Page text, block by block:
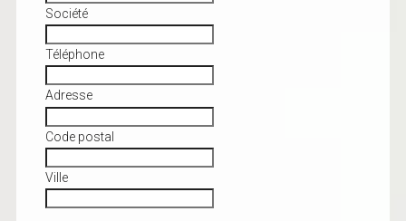
Société
Téléphone
Adresse
Code postal
Ville